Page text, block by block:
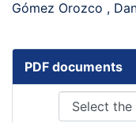
Gómez Orozco ,
PDF documents